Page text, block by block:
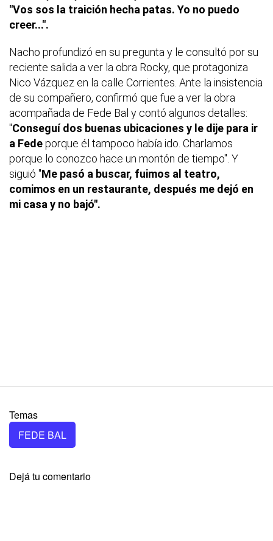
"Vos sos la traición hecha patas. Yo no puedo
creer...".
Nacho profundizó en su pregunta y le consultó por su
reciente salida a ver la obra Rocky, que protagoniza
Nico Vázquez en la calle Corrientes. Ante la insistencia
de su compañero, confirmó que fue a ver la obra
acompañada de Fede Bal y contó algunos detalles:
"Conseguí dos buenas ubicaciones y le dije para ir
a Fedeporque él tampoco había ido. Charlamos
porque lo conozco hace un montón de tiempo". Y
siguió "Me pasó a buscar, fuimos al teatro,
comimos en un restaurante, después me dejó en
mi casa y no bajó".
Temas
FEDE BAL
Dejá tu comentario